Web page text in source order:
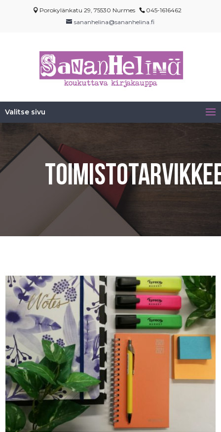
Porokylänkatu 29, 75530 Nurmes
045-1616462
sananhelina@sananhelina.fi
Valitse sivu